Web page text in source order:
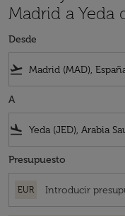
Madrid a Yeda
Desde
flight_takeoff
A
flight_land
Presupuesto
EUR